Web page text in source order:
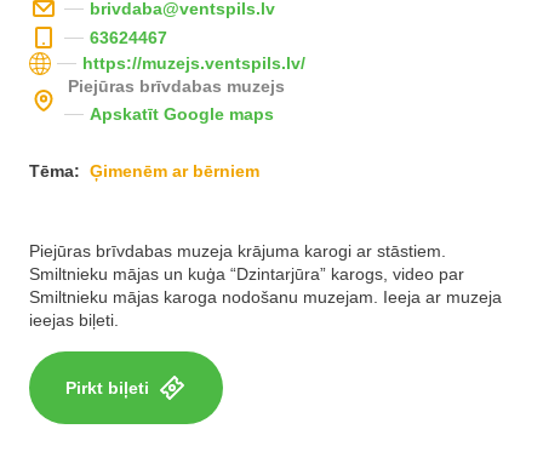
brivdaba@ventspils.lv
63624467
https://muzejs.ventspils.lv/
Piejūras brīvdabas muzejs
Apskatīt Google maps
Tēma: Ģimenēm ar bērniem
Piejūras brīvdabas muzeja krājuma karogi ar stāstiem.
Smiltnieku mājas un kuģa “Dzintarjūra” karogs, video par
Smiltnieku mājas karoga nodošanu muzejam. Ieeja ar muzeja
ieejas biļeti.
Pirkt biļeti